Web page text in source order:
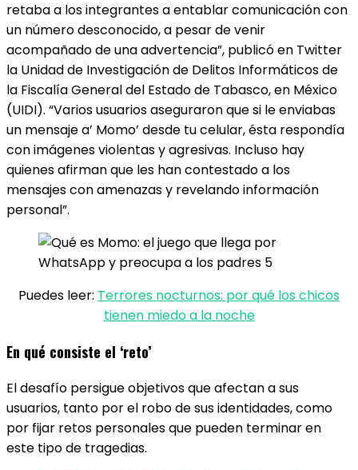
retaba a los integrantes a entablar comunicación con
un número desconocido, a pesar de venir
acompañado de una advertencia”, publicó en Twitter
la Unidad de Investigación de Delitos Informáticos de
la Fiscalía General del Estado de Tabasco, en México
(UIDI). “Varios usuarios aseguraron que si le enviabas
un mensaje a’ Momo’ desde tu celular, ésta respondía
con imágenes violentas y agresivas. Incluso hay
quienes afirman que les han contestado a los
mensajes con amenazas y revelando información
personal”.
Puedes leer: Terrores nocturnos: por qué los chicos
tienen miedo a la noche
En qué consiste el ‘reto’
El desafío persigue objetivos que afectan a sus
usuarios, tanto por el robo de sus identidades, como
por fijar retos personales que pueden terminar en
este tipo de tragedias.